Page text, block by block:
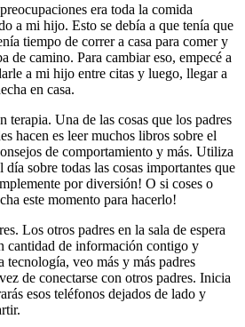
era toda la comida
a mi hijo. Esto se debía a que tenía que
tiempo de correr a casa para comer y
de camino. Para cambiar eso, empecé a
a mi hijo entre citas y luego, llegar a
en casa.
terapia. Una de las cosas que los padres
hacen es leer muchos libros sobre el
de comportamiento y más. Utiliza
día sobre todas las cosas importantes que
por diversión! O si coses o
este momento para hacerlo!
Los otros padres en la sala de espera
cantidad de información contigo y
tecnología, veo más y más padres
de conectarse con otros padres. Inicia
esos teléfonos dejados de lado y